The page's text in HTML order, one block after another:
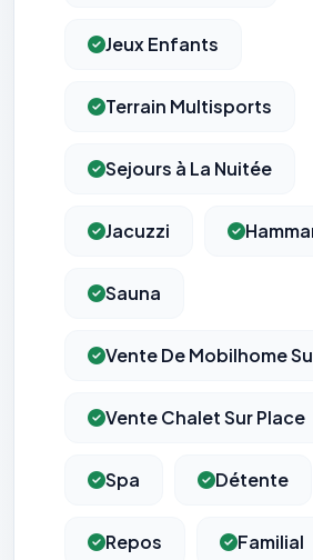
Jeux Enfants
Terrain Multisports
Sejours à La Nuitée
Jacuzzi
Sauna
Vente De Mobilhome
Vente Chalet Sur Place
Spa Détente
Repos Familial